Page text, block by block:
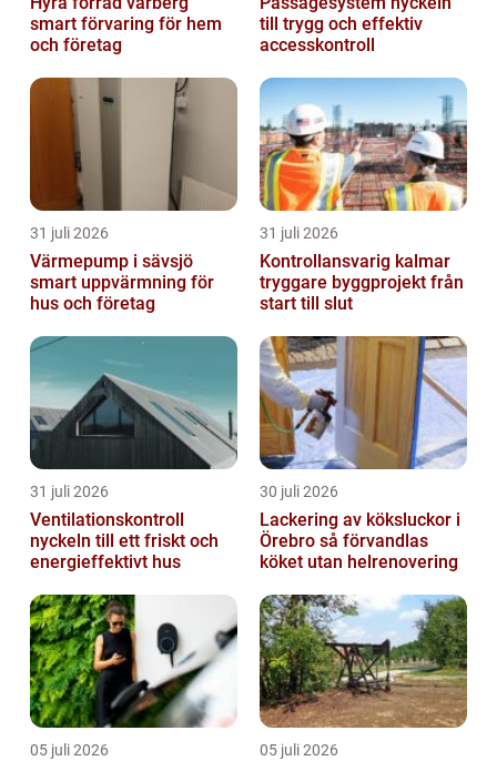
smart förvaring för hem
och företag
till trygg och effektiv
accesskontroll
31 juli 2026
Värmepump i sävsjö
smart uppvärmning för
hus och företag
31 juli 2026
Kontrollansvarig kalmar
tryggare byggprojekt från
start till slut
31 juli 2026
Ventilationskontroll
nyckeln till ett friskt och
energieffektivt hus
30 juli 2026
Lackering av köksluckor i
Örebro så förvandlas
köket utan helrenovering
05 juli 2026 05 juli 2026